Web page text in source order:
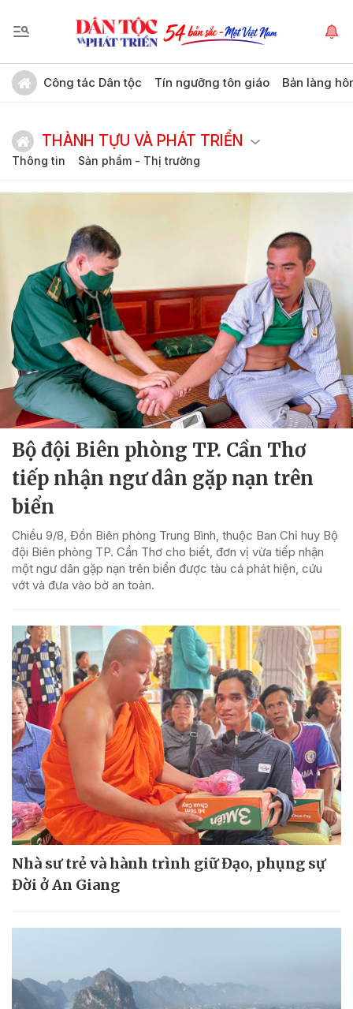
Công tác Dân tộc Tín ngưỡng tôn giáo Bản làng
THÀNH TỰU VÀ PHÁT TRIỂN
Thông tin Sản phẩm - Thị trường
Bộ đội Biên phòng TP. Cần Thơ
tiếp nhận ngư dân gặp nạn trên
biển
Chiều 9/8, Đồn Biên phòng Trung Bình, thuộc Ban Chỉ huy Bộ
đội Biên phòng TP. Cần Thơ cho biết, đơn vị vừa tiếp nhận
một ngư dân gặp nạn trên biển được tàu cá phát hiện, cứu
vớt và đưa vào bờ an toàn.
Nhà sư trẻ và hành trình giữ Đạo, phụng sự
Đời ở An Giang